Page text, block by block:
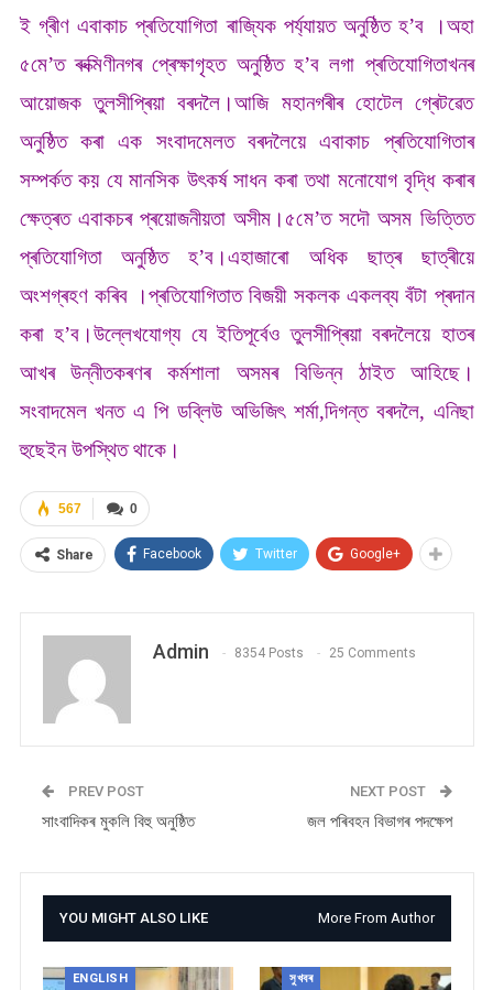
ই গ্ৰীণ এবাকাচ প্ৰতিযোগিতা ৰাজ্যিক পৰ্য্যায়ত অনুষ্ঠিত হ’ব ।অহা
৫মে’ত ৰুক্মিণীনগৰ প্ৰেক্ষাগৃহত অনুষ্ঠিত হ’ব লগা প্ৰতিযোগিতাখনৰ
আয়োজক তুলসীপ্ৰিয়া বৰদলৈ।আজি মহানগৰীৰ হোটেল গ্ৰেটৱেত
অনুষ্ঠিত কৰা এক সংবাদমেলত বৰদলৈয়ে এবাকাচ প্ৰতিযোগিতাৰ
সম্পৰ্কত কয় যে মানসিক উৎকৰ্ষ সাধন কৰা তথা মনোযোগ বৃদ্ধি কৰাৰ
ক্ষেত্ৰত এবাকচৰ প্ৰয়োজনীয়তা অসীম।৫মে’ত সদৌ অসম ভিত্তিত
প্ৰতিযোগিতা অনুষ্ঠিত হ’ব।এহাজাৰো অধিক ছাত্ৰ ছাত্ৰীয়ে
অংশগ্ৰহণ কৰিব ।প্ৰতিযোগিতাত বিজয়ী সকলক একলব্য বঁটা প্ৰদান
কৰা হ’ব।উল্লেখযোগ্য যে ইতিপূৰ্বেও তুলসীপ্ৰিয়া বৰদলৈয়ে হাতৰ
আখৰ উন্নীতকৰণৰ কৰ্মশালা অসমৰ বিভিন্ন ঠাইত আহিছে।
সংবাদমেল খনত এ পি ডব্লিউ অভিজিৎ শৰ্মা,দিগন্ত বৰদলৈ, এনিছা
হুছেইন উপস্থিত থাকে।
0
567
Share Facebook Twitter Google+
Admin 8354 Posts 25 Comments
PREV POST
সাংবাদিকৰ মুকলি বিহু অনুষ্ঠিত
NEXT POST
জল পৰিবহন বিভাগৰ পদক্ষেপ
YOU MIGHT ALSO LIKE More From Author
ENGLISH সুখবৰ